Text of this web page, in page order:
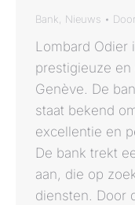
Bank Nieuws Door
Lombard Odier
prestigieuze
Genève. De
staat bekend
excellentie en
De bank trekt
aan, die op
diensten. Door